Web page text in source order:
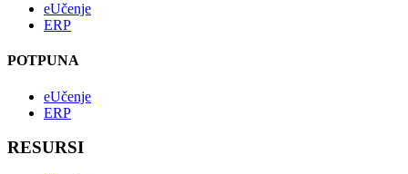
eUčenje
ERP
POTPUNA
eUčenje
ERP
RESURSI